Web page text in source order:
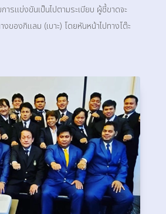
ารแข่งขันเป็นไปตามระเบียบ ผู้ชี้ขาดจะ
องกิแลม (เบาะ) โดยหันหน้าไปทางโต๊ะ